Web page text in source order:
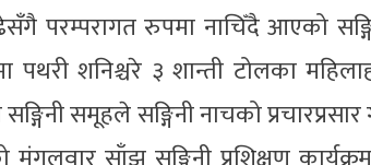
परम्परागत रुपमा नाचिँदै आएको
शनिश्चरे ३ शान्ती टोलका
समूहले सङ्गिनी नाचको प्रचारप्रसार